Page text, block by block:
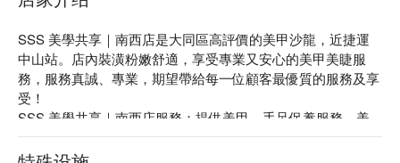
SSS 美學共享｜南西店是大同區高評價的美甲沙龍，近捷運
中山站。店內裝潢粉嫩舒適，享受專業又安心的美甲美睫服
務，服務真誠、專業，期望帶給每一位顧客最優質的服務及享
受！
SSS 美學共享｜南西店服務：提供美甲、手足保養服務、美
睫等，歡迎前來體驗！
SSS 美學共享｜南西店推薦：皆由專業老師團隊服務，可溝